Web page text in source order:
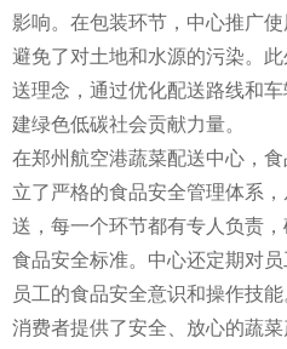
影响。在包装环节，中心推广
避免了对土地和水源的污染。
送理念，通过优化配送路线和
建绿色低碳社会贡献力量。
在郑州航空港蔬菜配送中心，
立了严格的食品安全管理体系
送，每一个环节都有专人负责
食品安全标准。中心还定期对
员工的食品安全意识和操作技
消费者提供了安全、放心的蔬